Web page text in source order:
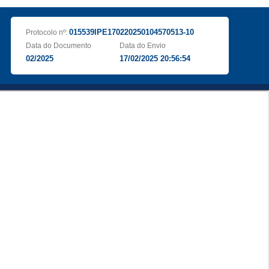
Protocolo nº: 015539IPE170220250104570513-10
Data do Documento
02/2025
Data do Envio
17/02/2025 20:56:54